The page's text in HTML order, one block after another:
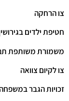
צו הרחקה
חטיפת ילדים
משמורת משותפת
צו לקיום צוואה
זכויות הגבר במשפחה